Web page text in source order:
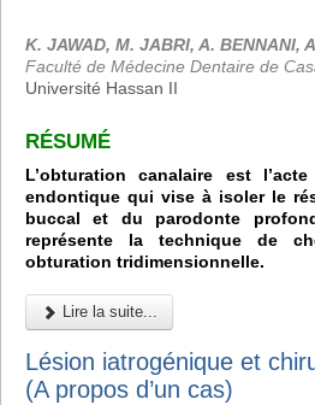
K. JAWAD, M. JABRI, A. BENNANI,
Faculté de Médecine Dentaire de
Université Hassan II
RÉSUMÉ
L’obturation canalaire est
endontique qui vise à isoler le
buccal et du parodonte
représente la technique de
obturation tridimensionnelle.
Lire la suite...
Lésion iatrogénique et
(A propos d’un cas)